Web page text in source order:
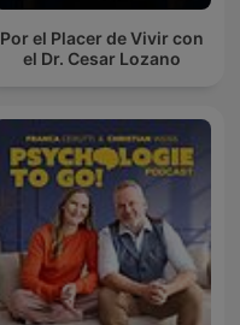
Por el Placer de Vivir con
el Dr. Cesar Lozano